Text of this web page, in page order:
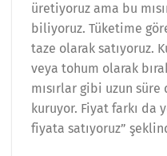
üretiyoruz ama bu
biliyoruz. Tüketime
taze olarak satıyoruz.
veya tohum olarak
mısırlar gibi uzun
kuruyor. Fiyat farkı da
fiyata satıyoruz”